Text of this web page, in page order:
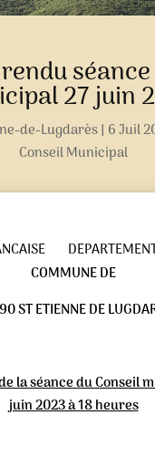
27 juin
de-Lugdarès| 6 Juil
Conseil Municipal
COMMUNE DE
ST ETIENNE DE
la séance du Conseil
juin 2023 à 18 heures